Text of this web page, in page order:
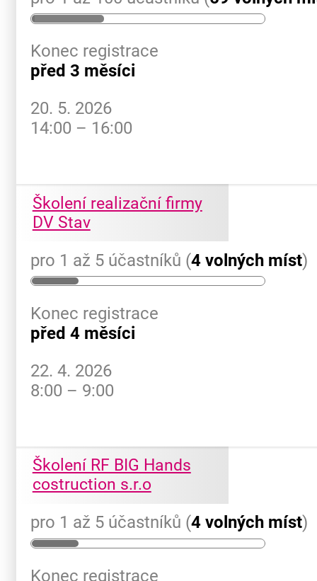
Konec registrace
před 3 měsíci
20. 5. 2026
14:00 – 16:00
Školení realizační firmy
DV Stav
pro 1 až 5 účastníků (4 volných míst)
Konec registrace
před 4 měsíci
22. 4. 2026
8:00 – 9:00
Školení RF BIG Hands
costruction s.r.o
pro 1 až 5 účastníků (4 volných míst)
Konec registrace